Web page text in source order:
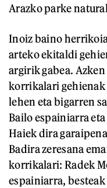
Arazko parke
Inoiz baino
arteko ekitaldi
argirik gabea.
korrikalari gehienak
lehen eta bigarren
Bailo espainiarra
Haiek dira
Badira zeresana
korrikalari: Radek
espainiarra, besteak